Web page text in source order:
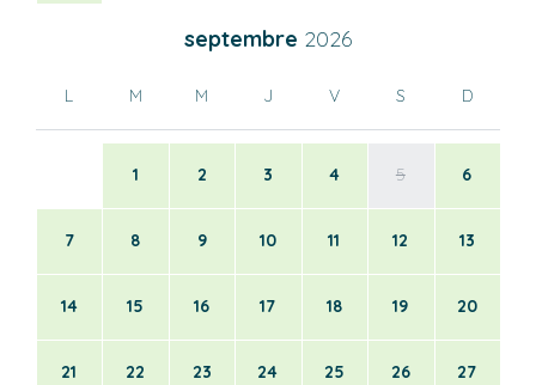
septembre 2026
L M M J V S D
1 2 3 4 5 6
7 8 9 10 11 12 13
14 15 16 17 18 19 20
21 22 23 24 25 26 27